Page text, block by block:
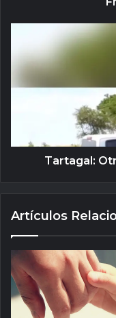
Tartagal:
Artículos